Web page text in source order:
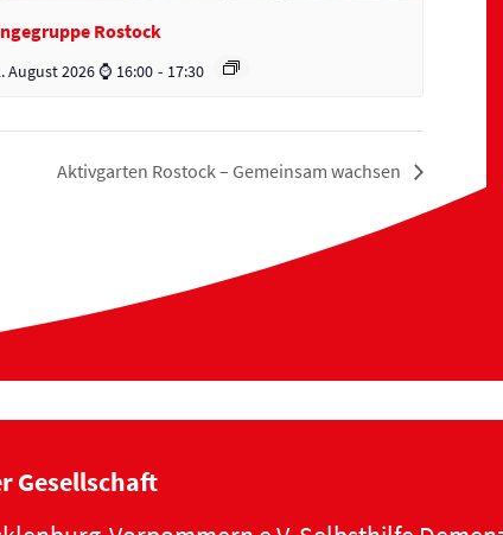
Rostock
August 2026 ⌚ 16:00 - 17:30
Aktivgarten Rostock – Gemeinsam wachsen
Gesellschaft